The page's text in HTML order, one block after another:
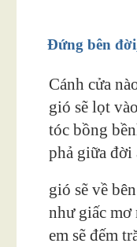
Đứng bên
Cánh cửa
gió sẽ lọt
tóc bồng
phả giữa
gió sẽ về
như giấc
em sẽ đếm